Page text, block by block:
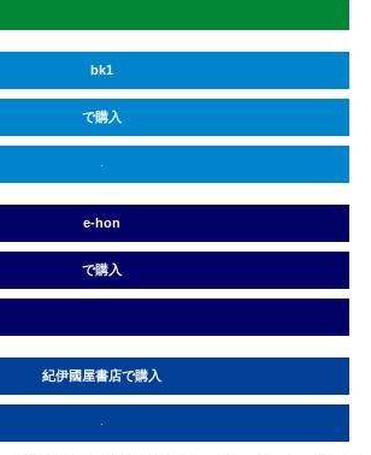
bk1
で購入
e-hon
で購入
紀伊國屋書店で購入